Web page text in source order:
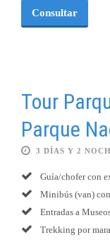
Consultar
Tour
Parque
3 DÍAS Y 2
Guía/chofer con
Minibús (van)
Entradas a
Trekking por